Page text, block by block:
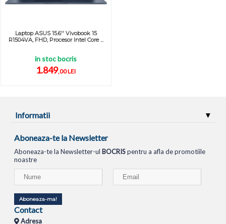
Laptop ASUS 15.6'' Vivobook 15
R1504VA, FHD, Procesor Intel Core ...
in stoc bocris
1.849,00 LEI
Informatii
Aboneaza-te la Newsletter
Aboneaza-te la Newsletter-ul BOCRISpentru a afla de promotiile
noastre
Aboneaza-ma!
Contact
Adresa